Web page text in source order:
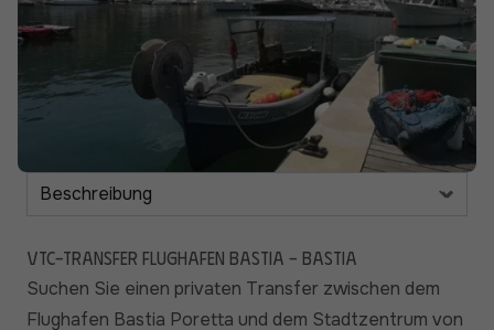
VTC-Transfer Flughafen Bastia - Bastia
Suchen Sie einen privaten Transfer zwischen dem
Flughafen Bastia Poretta und dem Stadtzentrum von